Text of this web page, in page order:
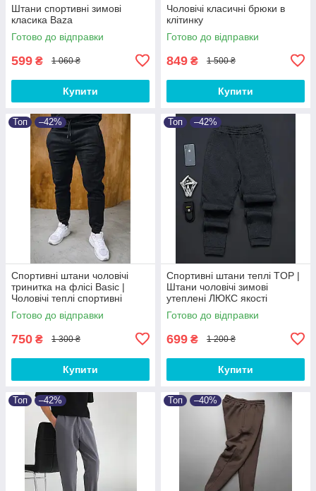
Штани спортивні зимові
класика Baza
Готово до відправки
599 ₴ 1 060 ₴
Купити
Чоловічі класичні брюки в
клітинку
Готово до відправки
849 ₴ 1 500 ₴
Купити
Топ –42%
Спортивні штани чоловічі
тринитка на флісі Basic |
Чоловічі теплі спортивні
штани від XS до 3XL
Готово до відправки
750 ₴ 1 300 ₴
Купити
Топ –42%
Спортивні штани теплі TOP |
Штани чоловічі зимові
утеплені ЛЮКС якості
Готово до відправки
699 ₴ 1 200 ₴
Купити
Топ –42% Топ –40%